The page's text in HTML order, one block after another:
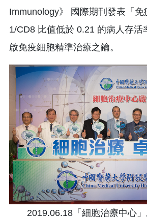
Immunology》 國際期刊發表「免
1/CD8 比值低於 0.21 的病人存活
啟免疫細胞精準治療之鑰。
2019.06.18「細胞治療中心